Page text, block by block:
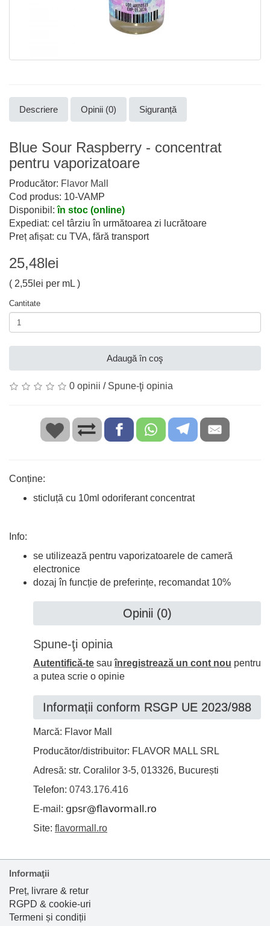
Descriere Opinii (0) Siguranță
Blue Sour Raspberry - concentrat
pentru vaporizatoare
Producător: Flavor Mall
Cod produs: 10-VAMP
Disponibil:în stoc (online)
Expediat: cel târziu în următoarea zi lucrătoare
Preț afișat: cu TVA, fără transport
25,48lei
( 2,55lei per mL )
Cantitate
Adaugă în coş
0 opinii / Spune-ţi opinia
Conține:
sticluță cu 10ml odoriferant concentrat
Info:
se utilizează pentru vaporizatoarele de cameră
electronice
dozaj în funcție de preferințe, recomandat 10%
Opinii (0)
Spune-ţi opinia
Autentifică-te sauînregistrează un cont nou pentru
a putea scrie o opinie
Informații conform RSGP UE 2023/988
Marcă: Flavor Mall
Producător/distribuitor: FLAVOR MALL SRL
Adresă: str. Coralilor 3-5, 013326, București
Telefon: 0743.176.416
E-mail:
Site: flavormall.ro
Informaţii
Preț, livrare & retur
RGPD & cookie-uri
Termeni și condiții